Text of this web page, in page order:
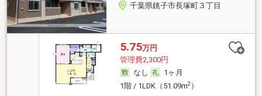
千葉県銚子市長塚町３丁目
5.75万円
管理費2,300円
なし
1ヶ月
1階 / 1LDK（51.09m2）